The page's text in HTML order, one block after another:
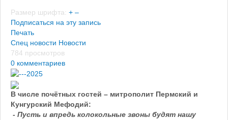
Размер шрифта: + –
Подписаться на эту запись
Печать
Спец новости Новости
784 просмотров
0 комментариев
В числе почётных гостей – митрополит Пермский и
Кунгурский Мефодий:
- Пусть и впредь колокольные звоны будят нашу